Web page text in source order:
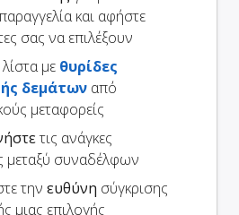
και αφήστε
σας να επιλέξουν
με θυρίδες
δεμάτων από
μεταφορείς
τις ανάγκες
μεταξύ συναδέλφων
την ευθύνη σύγκρισης
μιας επιλογής